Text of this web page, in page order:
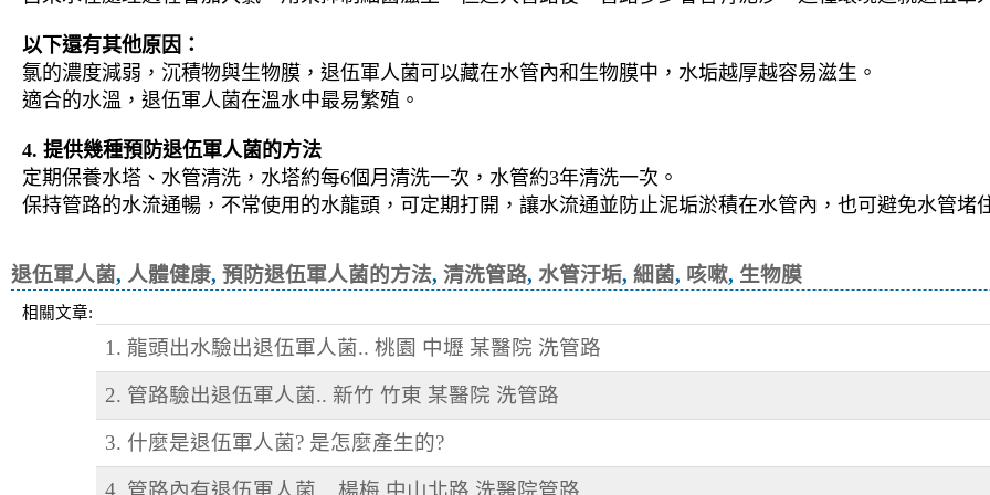
以下還有其他原因：
氯的濃度減弱，沉積物與生物膜，退伍軍人菌可以藏在水管內和生物膜中，水垢越厚越容易滋生。
適合的水溫，退伍軍人菌在溫水中最易繁殖。
4. 提供幾種預防退伍軍人菌的方法
定期保養水塔、水管清洗，水塔約每6個月清洗一次，水管約3年清洗一次。
保持管路的水流通暢，不常使用的水龍頭，可定期打開，讓水流通並防止泥垢淤積在水管內，也可避免水管堵
退伍軍人菌, 人體健康, 預防退伍軍人菌的方法, 清洗管路, 水管汙垢, 細菌, 咳嗽, 生物膜
相關文章:
1. 龍頭出水驗出退伍軍人菌.. 桃園 中壢 某醫院 洗管路
2. 管路驗出退伍軍人菌.. 新竹 竹東 某醫院 洗管路
3. 什麼是退伍軍人菌? 是怎麼產生的?